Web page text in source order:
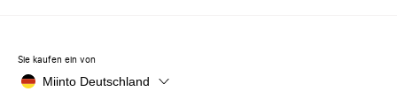
Sie kaufen ein von
Miinto Deutschland